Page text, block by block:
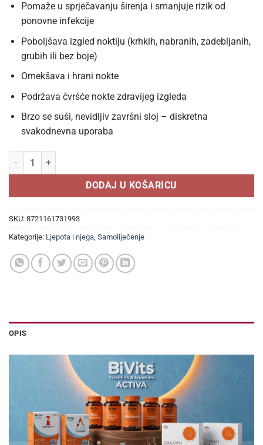
Pomaže u sprječavanju širenja i smanjuje rizik od
ponovne infekcije
Poboljšava izgled noktiju (krhkih, nabranih, zadebljanih,
grubih ili bez boje)
Omekšava i hrani nokte
Podržava čvršće nokte zdravijeg izgleda
Brzo se suši, nevidljiv završni sloj – diskretna
svakodnevna uporaba
FungeX lak protiv gljivica na noktima 5 ml količina
DODAJ U KOŠARICU
SKU: 8721161731993
Kategorije: Ljepota i njega, Samoliječenje
OPIS